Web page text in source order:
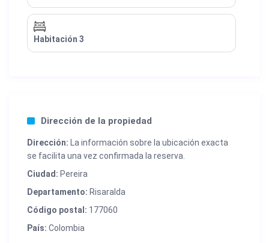
Habitación 3
Dirección de la propiedad
Dirección: La información sobre la ubicación exacta
se facilita una vez confirmada la reserva.
Ciudad: Pereira
Departamento: Risaralda
Código postal: 177060
País: Colombia